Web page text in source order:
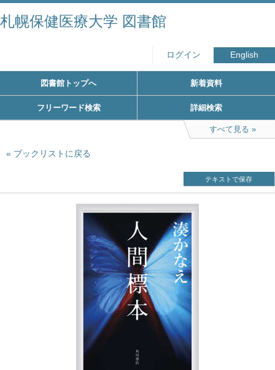
札幌保健医療大学 図書館
ログイン English
図書館トップへ 新着資料
フリーワード検索 詳細検索
すべて見る
ブックリストに戻る
テキストで保存